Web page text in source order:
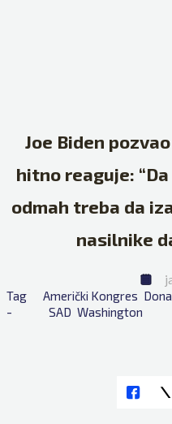
Joe Biden
hitno reaguje:
odmah treba da
nasilnike
Tag
-
Američki Kongres
SAD Washington